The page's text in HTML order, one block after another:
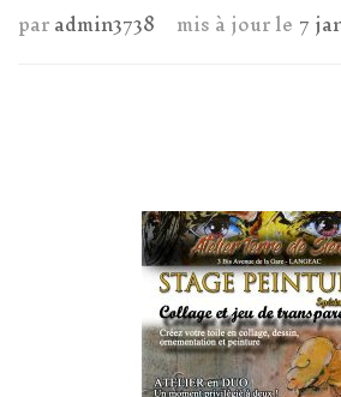
paradmin3738 mis à jour le7